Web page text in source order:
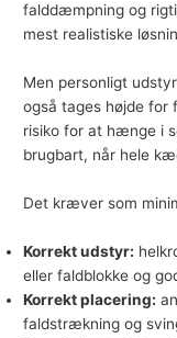
falddæmpning og
mest realistiske
Men personligt
også tages højde for
risiko for at hænge i
brugbart, når hele
Det kræver som
Korrekt udstyr:
ellerfaldblokke og
Korrekt placering:
faldstrækning og